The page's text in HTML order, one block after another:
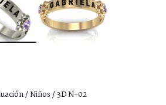
/Niños/ 3D N-02